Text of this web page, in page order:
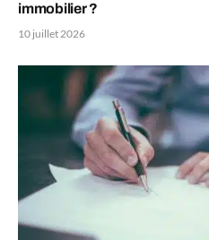
immobilier ?
10 juillet 2026